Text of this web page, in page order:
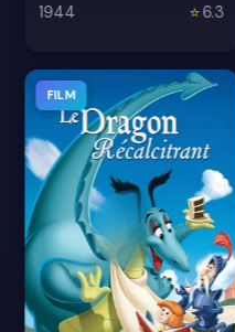
1944 ⭐6.3
FILM